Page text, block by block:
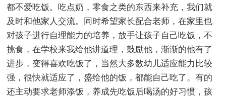
都不爱吃饭。吃点奶，零食之类的东西来补充，我们就
及时和他家人交流。同时希望家长配合老师，在家里也
对孩子进行自理能力的培养，放手让孩子自己吃饭，不
挑食，在学校来我给他讲道理，鼓励他，渐渐的他有了
进步，变得喜欢吃饭了，当然大多数幼儿适应能力比较
强，很快就适应了，盛给他的饭，都能自己吃了。有的
还主动要求老师添饭，养成先吃饭后喝汤的好习惯，孩